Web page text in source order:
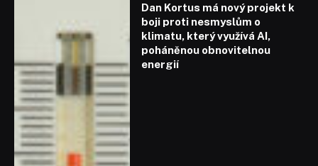
Dan Kortus má nový projekt k
boji proti nesmyslům o
klimatu, který využívá AI,
poháněnou obnovitelnou
energií